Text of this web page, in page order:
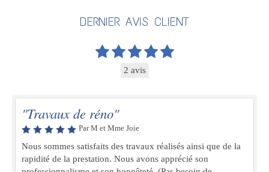
DERNIER AVIS CLIENT
2 avis
"Travaux de réno"
Par M et Mme Joie
Nous sommes satisfaits des travaux réalisés ainsi que de la
rapidité de la prestation. Nous avons apprécié son